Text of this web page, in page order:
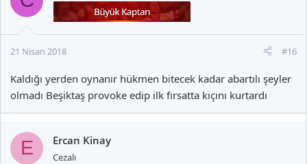
21 Nisan 2018 #16
Kaldığı yerden oynanır hükmen bitecek kadar abartılı şeyler
olmadı Beşiktaş provoke edip ilk fırsatta kıçını kurtardı
E Ercan Kinay
Cezalı